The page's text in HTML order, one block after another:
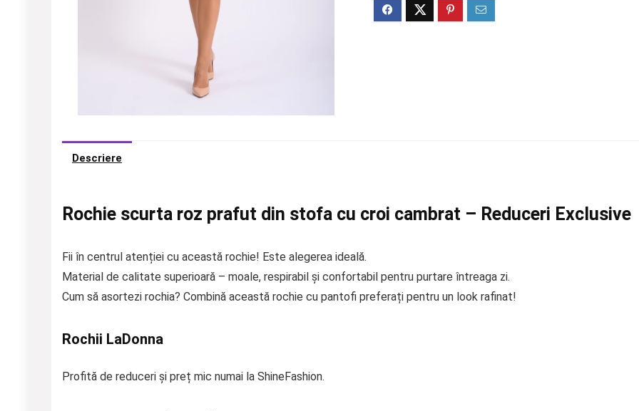
Descriere
Rochie scurta roz prafut din stofa cu croi cambrat – Reduceri Exclusive
Fii în centrul atenției cu această rochie! Este alegerea ideală.
Material de calitate superioară – moale, respirabil și confortabil pentru purtare întreaga zi.
Cum să asortezi rochia? Combină această rochie cu pantofi preferați pentru un look rafinat!
Rochii LaDonna
Profită de reduceri și preț mic numai la ShineFashion.